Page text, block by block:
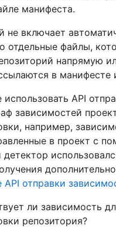
манифеста.
не включает
отдельные файлы,
напрямую
в манифесте
API
зависимостей
например,
в проект с
API отправки
ли зависимость
репозитория?